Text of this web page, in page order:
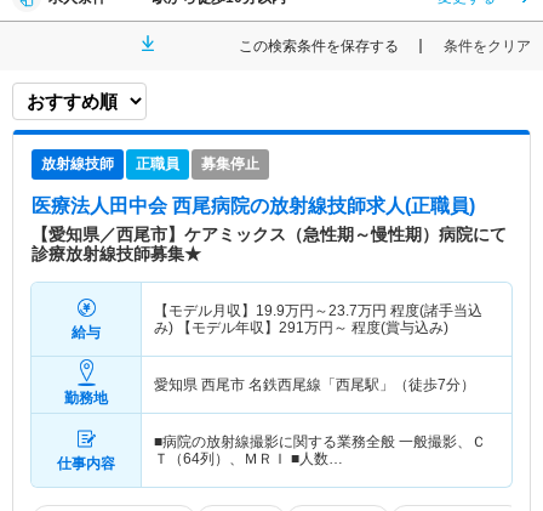
この検索条件を保存する 条件をクリア
放射線技師 正職員 募集停止
医療法人田中会 西尾病院の放射線技師求人(正職員)
【愛知県／西尾市】ケアミックス（急性期～慢性期）病院にて
診療放射線技師募集★
給与
【モデル月収】 19.9万円～23.7万円 程度(諸手当込
み) 【モデル年収】 291万円～ 程度(賞与込み)
勤務地
愛知県 西尾市 名鉄西尾線「西尾駅」（徒歩7分）
仕事内容
■病院の放射線撮影に関する業務全般 一般撮影、Ｃ
Ｔ（64列）、ＭＲＩ ■人数…